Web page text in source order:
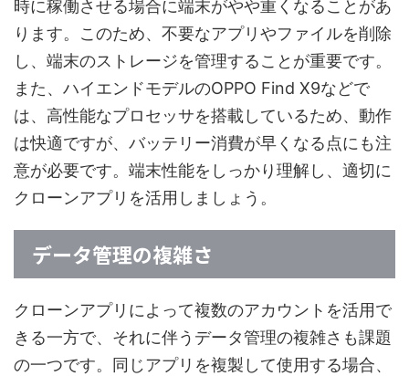
時に稼働させる場合に端末がやや重くなることがあ
ります。このため、不要なアプリやファイルを削除
し、端末のストレージを管理することが重要です。
また、ハイエンドモデルのOPPO Find X9などで
は、高性能なプロセッサを搭載しているため、動作
は快適ですが、バッテリー消費が早くなる点にも注
意が必要です。端末性能をしっかり理解し、適切に
クローンアプリを活用しましょう。
データ管理の複雑さ
クローンアプリによって複数のアカウントを活用で
きる一方で、それに伴うデータ管理の複雑さも課題
の一つです。同じアプリを複製して使用する場合、